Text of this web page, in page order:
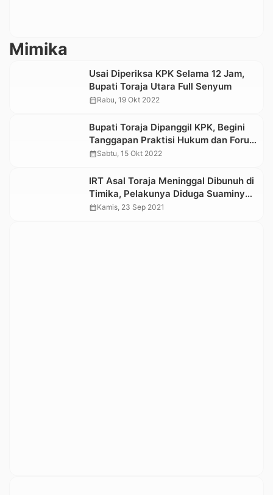
Mimika
Usai Diperiksa KPK Selama 12 Jam,
Bupati Toraja Utara Full Senyum
calendar_monthRabu, 19 Okt 2022
Bupati Toraja Dipanggil KPK, Begini
Tanggapan Praktisi Hukum dan Forum
Mahasiswa
calendar_monthSabtu, 15 Okt 2022
IRT Asal Toraja Meninggal Dibunuh di
Timika, Pelakunya Diduga Suaminya
Sendiri
calendar_monthKamis, 23 Sep 2021